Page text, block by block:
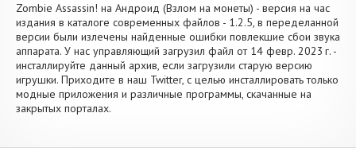
Zombie Assassin! на Андроид (Взлом на монеты) - версия на час
издания в каталоге современных файлов - 1.2.5, в переделанной
версии были излечены найденные ошибки повлекшие сбои звука
аппарата. У нас управляющий загрузил файл от 14 февр. 2023 г. -
инсталлируйте данный архив, если загрузили старую версию
игрушки. Приходите в наш Twitter, с целью инсталлировать только
модные приложения и различные программы, скачанные на
закрытых порталах.